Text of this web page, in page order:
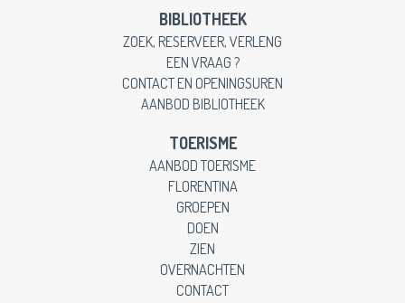
BIBLIOTHEEK
ZOEK, RESERVEER, VERLENG
EEN VRAAG ?
CONTACT EN OPENINGSUREN
AANBOD BIBLIOTHEEK
TOERISME
AANBOD TOERISME
FLORENTINA
GROEPEN
DOEN
ZIEN
OVERNACHTEN
CONTACT